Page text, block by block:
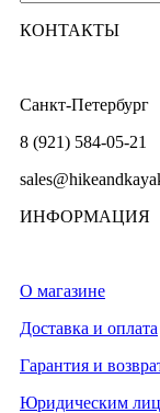
КОНТАКТЫ
Санкт-Петербург
8 (921) 584-05-21
ИНФОРМАЦИЯ
О магазине
Доставка и оплата
Гарантия и
Юридическим